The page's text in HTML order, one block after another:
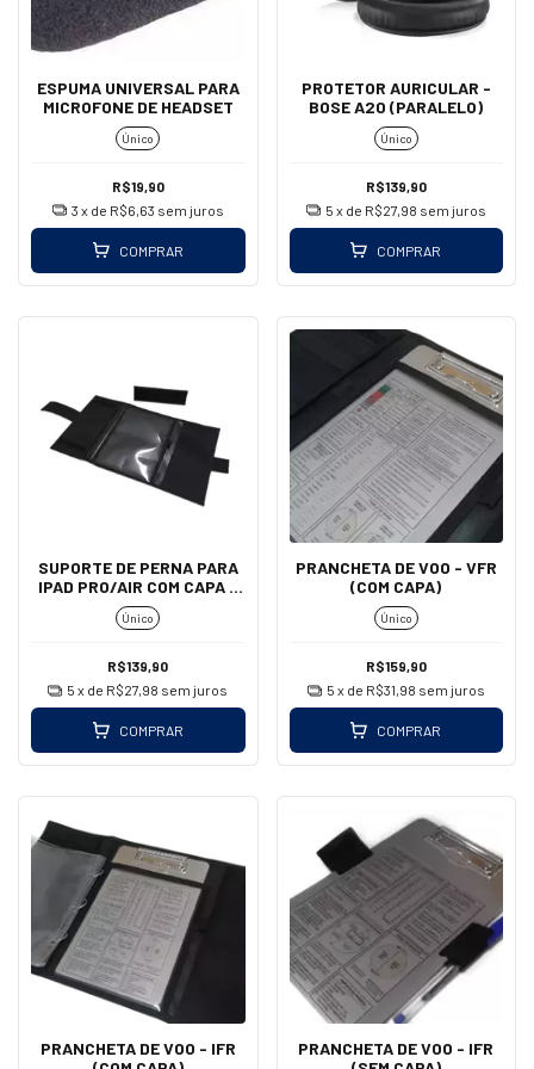
ESPUMA UNIVERSAL PARA
MICROFONE DE HEADSET
Único
R$19,90
3 x de R$6,63 sem juros
COMPRAR
PROTETOR AURICULAR -
BOSE A20 (PARALELO)
Único
R$139,90
5 x de R$27,98 sem juros
COMPRAR
SUPORTE DE PERNA PARA
IPAD PRO/AIR COM CAPA -
AEROAIR
Único
R$139,90
5 x de R$27,98 sem juros
COMPRAR
PRANCHETA DE VOO - VFR
(COM CAPA)
Único
R$159,90
5 x de R$31,98 sem juros
COMPRAR
PRANCHETA DE VOO - IFR
PRANCHETA DE VOO - IFR